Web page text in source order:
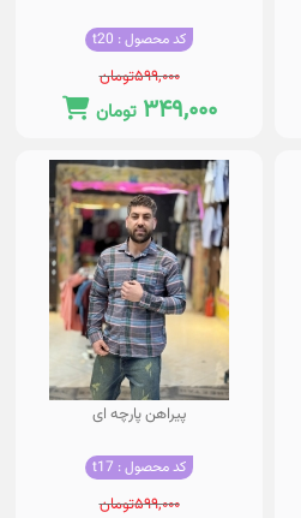
کد محصول : t20
۵۹۹,۰۰۰تومان
۳۴۹,۰۰۰ تومان
پیراهن پارچه ای
کد محصول : t17
۵۹۹,۰۰۰تومان